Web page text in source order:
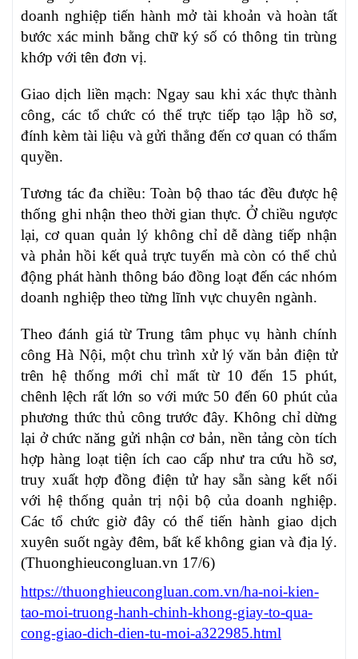
doanh nghiệp tiến hành mở tài khoản và hoàn tất
bước xác minh bằng chữ ký số có thông tin trùng
khớp với tên đơn vị.
Giao dịch liền mạch: Ngay sau khi xác thực thành
công, các tổ chức có thể trực tiếp tạo lập hồ sơ,
đính kèm tài liệu và gửi thẳng đến cơ quan có thẩm
quyền.
Tương tác đa chiều: Toàn bộ thao tác đều được hệ
thống ghi nhận theo thời gian thực. Ở chiều ngược
lại, cơ quan quản lý không chỉ dễ dàng tiếp nhận
và phản hồi kết quả trực tuyến mà còn có thể chủ
động phát hành thông báo đồng loạt đến các nhóm
doanh nghiệp theo từng lĩnh vực chuyên ngành.
Theo đánh giá từ Trung tâm phục vụ hành chính
công Hà Nội, một chu trình xử lý văn bản điện tử
trên hệ thống mới chỉ mất từ 10 đến 15 phút,
chênh lệch rất lớn so với mức 50 đến 60 phút của
phương thức thủ công trước đây. Không chỉ dừng
lại ở chức năng gửi nhận cơ bản, nền tảng còn tích
hợp hàng loạt tiện ích cao cấp như tra cứu hồ sơ,
truy xuất hợp đồng điện tử hay sẵn sàng kết nối
với hệ thống quản trị nội bộ của doanh nghiệp.
Các tổ chức giờ đây có thể tiến hành giao dịch
xuyên suốt ngày đêm, bất kể không gian và địa lý.
(Thuonghieucongluan.vn 17/6)
https://thuonghieucongluan.com.vn/ha-noi-kien-
tao-moi-truong-hanh-chinh-khong-giay-to-qua-
cong-giao-dich-dien-tu-moi-a322985.html